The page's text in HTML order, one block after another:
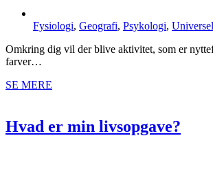
Fysiologi, Geografi, Psykologi,
Omkring dig vil der blive aktivitet, som er
farver…
SE MERE
Hvad er min livsopgave?